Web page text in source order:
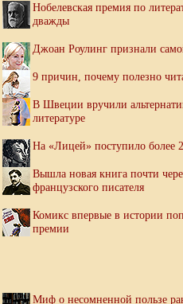
Нобелевская премия по
дважды
Джоан Роулинг признали
9 причин, почему полезно
В Швеции вручили
литературе
На «Лицей» поступило более
Вышла новая книга почти
французского писателя
Комикс впервые в истории
премии
Миф о несомненной пользе